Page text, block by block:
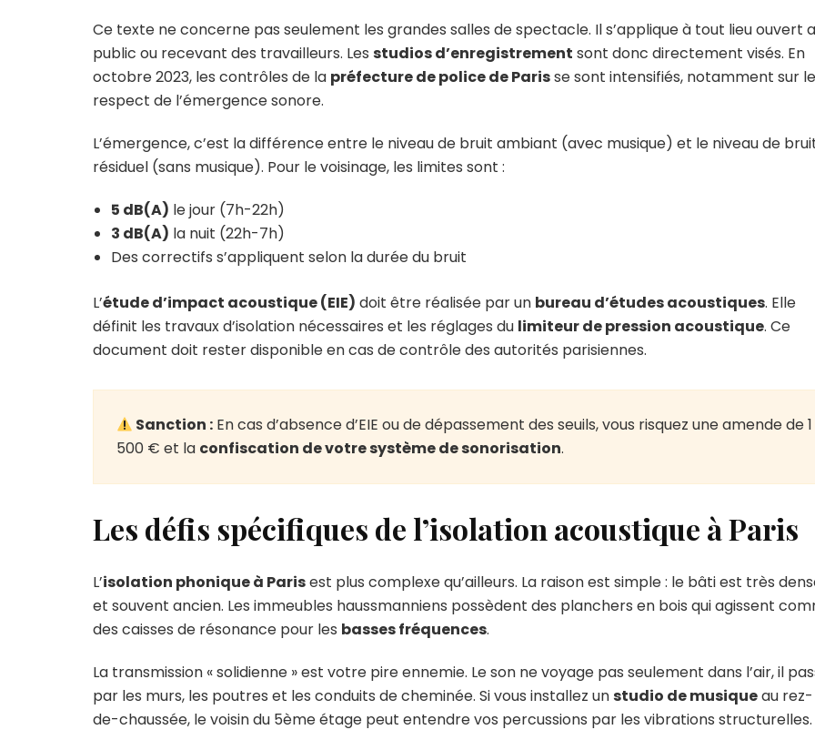
Ce texte ne concerne pas seulement les grandes salles de spectacle. Il s’applique à tout lieu ouvert
public ou recevant des travailleurs. Les studios d’enregistrement sont donc directement visés. En
octobre 2023, les contrôles de la préfecture de police de Parisse sont intensifiés, notamment sur le
respect de l’émergence sonore.
L’émergence, c’est la différence entre le niveau de bruit ambiant (avec musique) et le niveau de
résiduel (sans musique). Pour le voisinage, les limites sont :
5 dB(A) le jour (7h-22h)
3 dB(A) la nuit (22h-7h)
Des correctifs s’appliquent selon la durée du bruit
L’étude d’impact acoustique (EIE) doit être réalisée par un bureau d’études acoustiques. Elle
définit les travaux d’isolation nécessaires et les réglages du limiteur de pression acoustique. Ce
document doit rester disponible en cas de contrôle des autorités parisiennes.
Sanction : En cas d’absence d’EIE ou de dépassement des seuils, vous risquez une amende de 1
500 € et la confiscation de votre système de sonorisation.
Les défis spécifiques de l’isolation acoustique à Paris
L’isolation phonique à Parisest plus complexe qu’ailleurs. La raison est simple : le bâti est très
et souvent ancien. Les immeubles haussmanniens possèdent des planchers en bois qui agissent
des caisses de résonance pour les basses fréquences.
La transmission « solidienne » est votre pire ennemie. Le son ne voyage pas seulement dans l’air, il
par les murs, les poutres et les conduits de cheminée. Si vous installez unstudio de musiqueau rez-
de-chaussée, le voisin du 5ème étage peut entendre vos percussions par les vibrations structurelles.